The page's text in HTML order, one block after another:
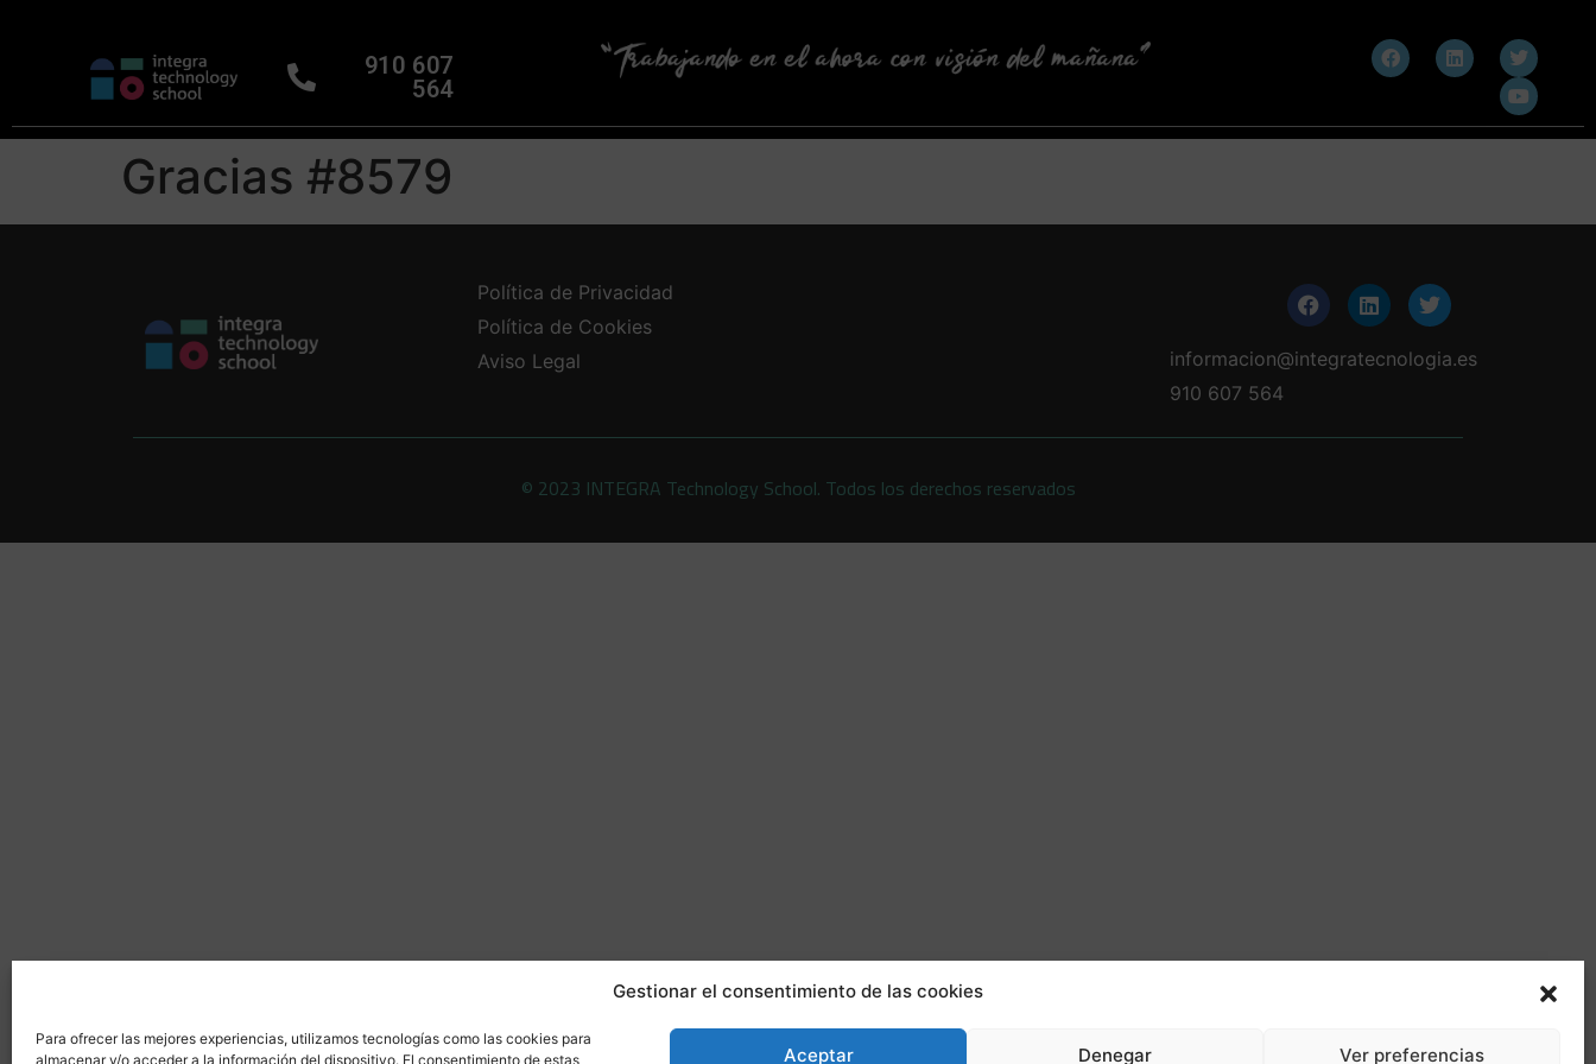
Gestionar el consentimiento de las cookies
Para ofrecer las mejores experiencias, utilizamos tecnologías como las cookies para
almacenar y/o acceder a la información del dispositivo. El consentimiento de estas
Aceptar Denegar Ver preferencias
910 607
564
Gracias #8579
Política de Privacidad
Política de Cookies
Aviso Legal
informacion@integratecnologia.es
910 607 564
© 2023 INTEGRA Technology School. Todos los derechos reservados